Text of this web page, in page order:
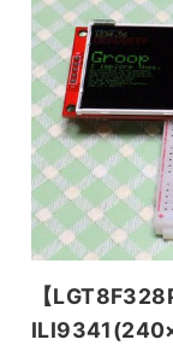
【